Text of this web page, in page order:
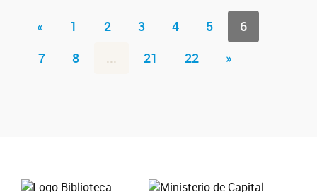
« 1 2 3 4 5
6
7
8 ... 21 22 »